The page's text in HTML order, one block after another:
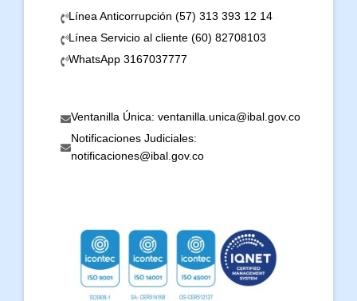
Línea Anticorrupción (57) 313 393 12 14
Línea Servicio al cliente (60) 82708103
WhatsApp 3167037777
Ventanilla Única: ventanilla.unica@ibal.gov.co
Notificaciones Judiciales:
notificaciones@ibal.gov.co